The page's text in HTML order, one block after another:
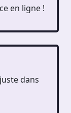
en ligne !
dans